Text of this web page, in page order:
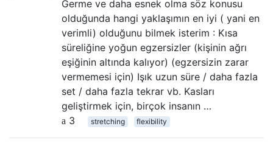
Germe ve daha esnek olma söz konusu
olduğunda hangi yaklaşımın en iyi ( yani en
verimli) olduğunu bilmek isterim : Kısa
süreliğine yoğun egzersizler (kişinin ağrı
eşiğinin altında kalıyor) (egzersizin zarar
vermemesi için) Işık uzun süre / daha fazla
set / daha fazla tekrar vb. Kasları
geliştirmek için, birçok insanın …
3
stretching flexibility